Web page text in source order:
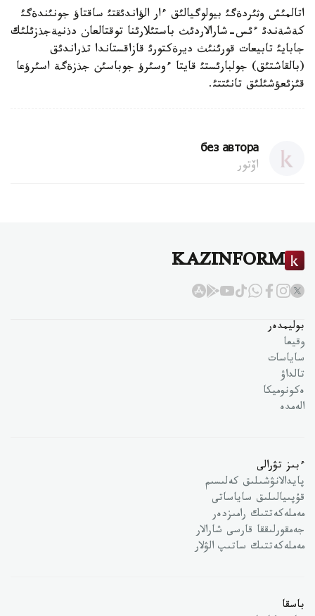
اتالمئش وثئردةگئ بيولوگيالئق ءار الؤاندئقتئ ساقتاؤ جونئندةگئ
كةشةندئ ءئس-شارالاردئث باستئلارئنا توقتالعان دذنيةجذزئلئك
جابايئ تابيعات قورئنئث ديرةكتورئ قازاقستاندا تذراندئق
(بالقاشتئق) جولبارئستئ قايتا ءوسئرؤ جوباسئن جذزةگة اسئرؤعا
قئزئعؤشئلئق تانئتتئ.
без автора
اۆتور
KAZINFORM
بوليمدەر
وقيعا
ساياسات
تالداۋ
ەكونوميكا
الەمدە
ءبىز تۋرالى
پايدالانۋشىلىق كەلىسىم
قۇپىيالىلىق ساياساتى
مەملەكەتتىك رامىزدەر
جەمقورلىققا قارسى شارالار
مەملەكەتتىك ساتىپ الۋلار
باسقا